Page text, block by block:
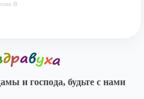
В.
и господа, будьте с нами